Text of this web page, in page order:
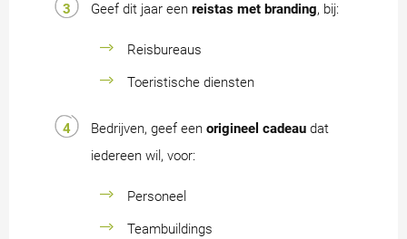
Geef dit jaar een reistas met branding, bij:
Reisbureaus
Toeristische diensten
Bedrijven, geef een origineel cadeau dat
iedereen wil, voor:
Personeel
Teambuildings